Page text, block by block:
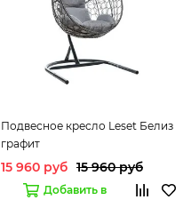
Подвесное кресло Leset Белиз
графит
15 960 руб 15 960 руб
Добавить в